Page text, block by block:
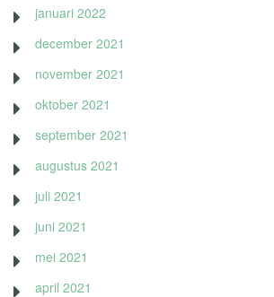
januari 2022
december 2021
november 2021
oktober 2021
september 2021
augustus 2021
juli 2021
juni 2021
mei 2021
april 2021